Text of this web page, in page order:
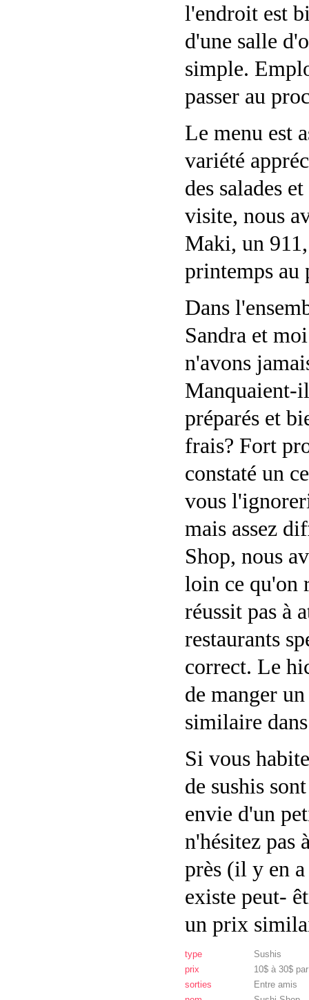
l'endroit est
d'une salle
simple.
passer au
Le menu est
variété
des salades
visite, nous
Maki, un
printemps au
Dans
Sandra et
n'avons
Manquaient-
préparés et
frais? Fort
constaté un
vous
mais assez
Shop, nous
loin ce qu'on
réussit pas à
restaurants
correct. Le
de manger
similaire
Si vous
de sushis
envie d'un
n'hésitez pas
près (il y en
existe peut-
un prix
type
Sushis
prix
10$ à 30$
sorties
Entre amis